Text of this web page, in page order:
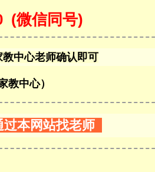
(微信同号)
教中心老师确认即可
教中心）
本网站找老师